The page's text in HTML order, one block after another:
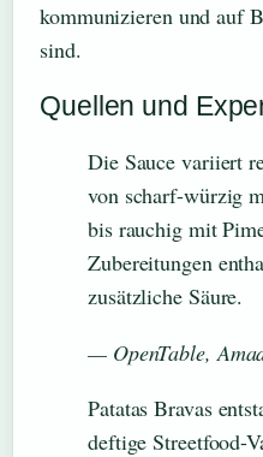
kommunizieren und auf
sind.
Quellen und
Die Sauce variiert
von scharf-würzig
bis rauchig mit
Zubereitungen
zusätzliche Säure.
— OpenTable,
Patatas Bravas
deftige Streetfood-